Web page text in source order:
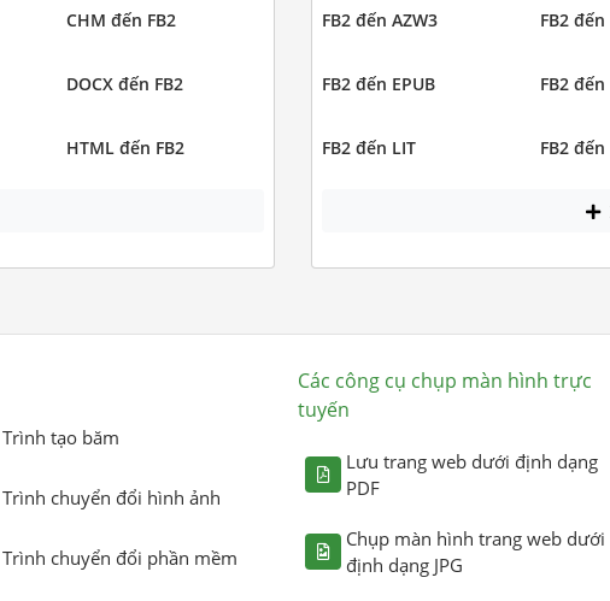
CHM đến FB2
DOCX đến FB2
HTML đến FB2
FB2 đến AZW3 FB2 đến
FB2 đến EPUB FB2 đến
FB2 đến LIT FB2 đến
Trình tạo băm
Trình chuyển đổi hình ảnh
Trình chuyển đổi phần mềm
Các công cụ chụp màn hình trực
tuyến
Lưu trang web dưới định dạng
PDF
Chụp màn hình trang web dưới
định dạng JPG